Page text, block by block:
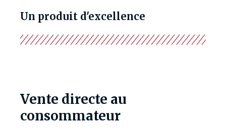
Un produit d'excellence
Vente directe au
consommateur